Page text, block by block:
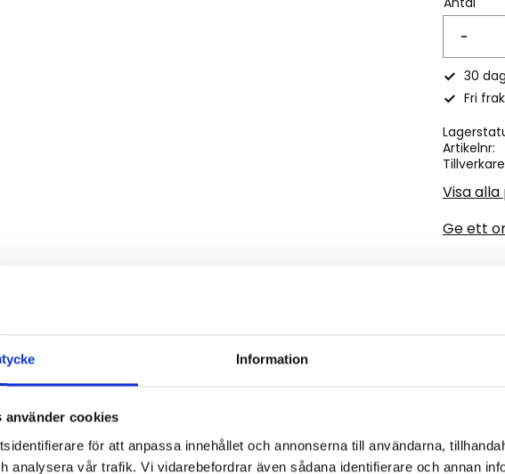
Information
använder cookies
för att anpassa innehållet och annonserna till användarna,
analysera vår trafik. Vi vidarebefordrar även sådana identifierare och annan
-
30
Fri
Artikelnr
Tillverkare
Visa
Ge ett
Matta med väldigt fin kvalité det är en diamantmönstrad matta